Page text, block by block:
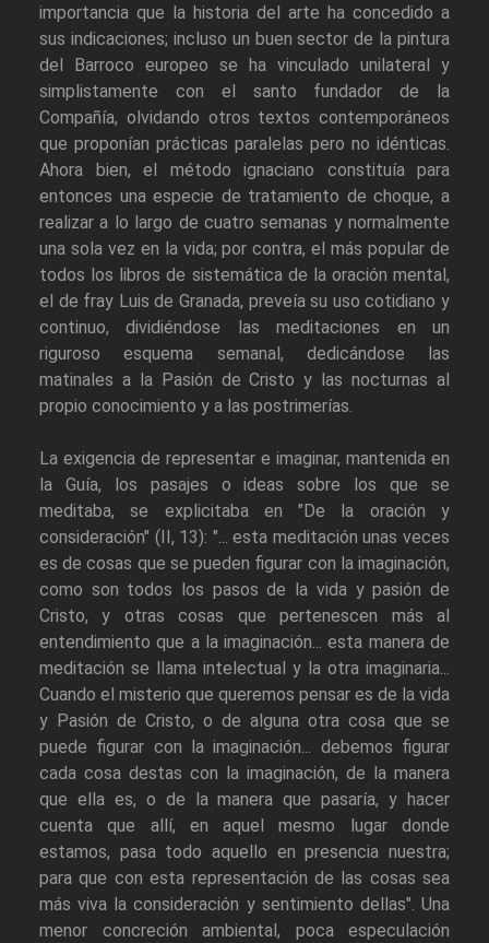
importancia que la historia del arte ha concedido a
sus indicaciones; incluso un buen sector de la pintura
del Barroco europeo se ha vinculado unilateral y
simplistamente con el santo fundador de la
Compañía, olvidando otros textos contemporáneos
que proponían prácticas paralelas pero no idénticas.
Ahora bien, el método ignaciano constituía para
entonces una especie de tratamiento de choque, a
realizar a lo largo de cuatro semanas y normalmente
una sola vez en la vida; por contra, el más popular de
todos los libros de sistemática de la oración mental,
el de fray Luis de Granada, preveía su uso cotidiano y
continuo, dividiéndose las meditaciones en un
riguroso esquema semanal, dedicándose las
matinales a la Pasión de Cristo y las nocturnas al
propio conocimiento y a las postrimerías.
La exigencia de representar e imaginar, mantenida en
la Guía, los pasajes o ideas sobre los que se
meditaba, se explicitaba en "De la oración y
consideración" (II, 13): "... esta meditación unas veces
es de cosas que se pueden figurar con la imaginación,
como son todos los pasos de la vida y pasión de
Cristo, y otras cosas que pertenescen más al
entendimiento que a la imaginación... esta manera de
meditación se llama intelectual y la otra imaginaria...
Cuando el misterio que queremos pensar es de la vida
y Pasión de Cristo, o de alguna otra cosa que se
puede figurar con la imaginación... debemos figurar
cada cosa destas con la imaginación, de la manera
que ella es, o de la manera que pasaría, y hacer
cuenta que allí, en aquel mesmo lugar donde
estamos, pasa todo aquello en presencia nuestra;
para que con esta representación de las cosas sea
más viva la consideración y sentimiento dellas". Una
menor concreción ambiental, poca especulación